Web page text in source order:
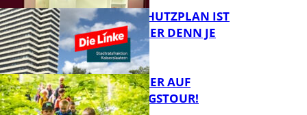
FB Gesundheit
EIN HITZESCHUTZPLAN IST
NOTWENDIGER DENN JE
MIT DEM JÄGER AUF
ENTDECKUNGSTOUR!